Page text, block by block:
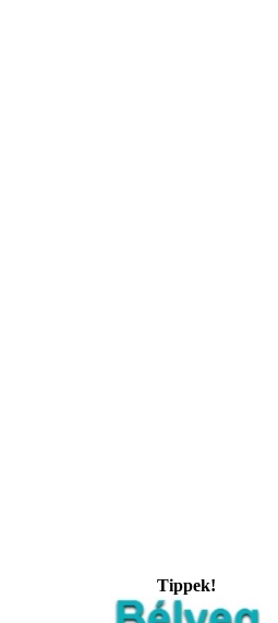
Tippek!